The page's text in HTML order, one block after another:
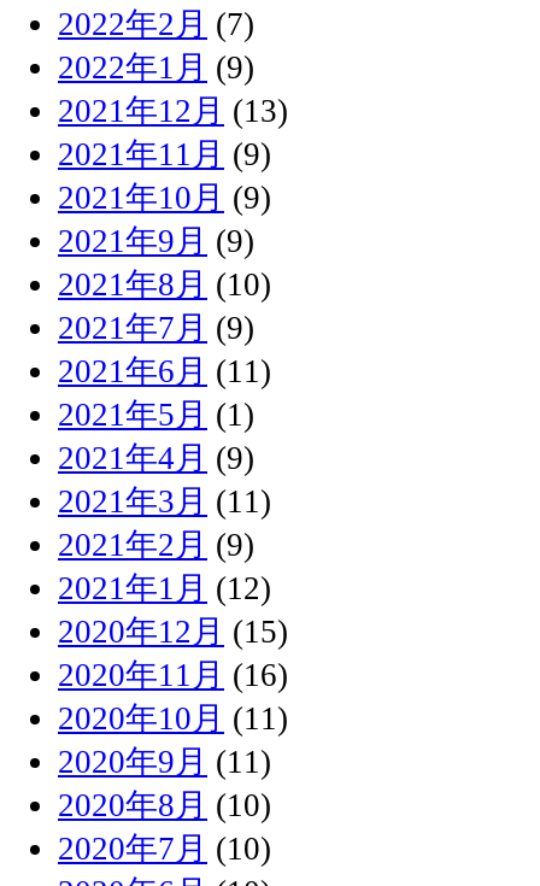
2022年2月 (7)
2022年1月 (9)
2021年12月 (13)
2021年11月 (9)
2021年10月 (9)
2021年9月 (9)
2021年8月 (10)
2021年7月 (9)
2021年6月 (11)
2021年5月 (1)
2021年4月 (9)
2021年3月 (11)
2021年2月 (9)
2021年1月 (12)
2020年12月 (15)
2020年11月 (16)
2020年10月 (11)
2020年9月 (11)
2020年8月 (10)
2020年7月 (10)